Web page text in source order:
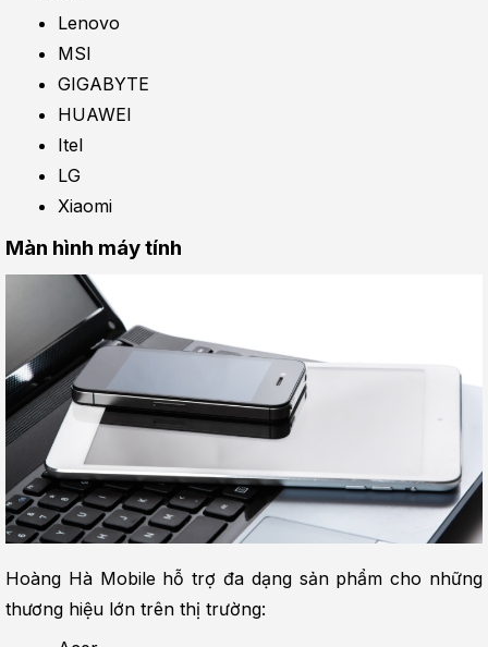
Lenovo
MSI
GIGABYTE
HUAWEI
Itel
LG
Xiaomi
Màn hình máy tính
Hoàng Hà Mobile hỗ trợ đa dạng sản phẩm cho những
thương hiệu lớn trên thị trường: